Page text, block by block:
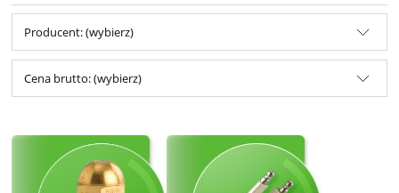
Producent: (wybierz)
Cena brutto: (wybierz)